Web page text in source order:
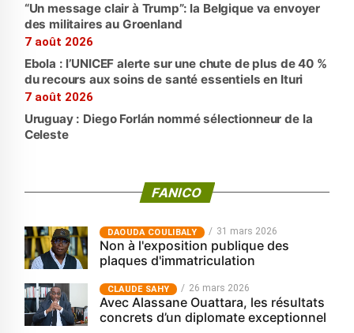
“Un message clair à Trump”: la Belgique va envoyer
des militaires au Groenland
7 août 2026
Ebola : l’UNICEF alerte sur une chute de plus de 40 %
du recours aux soins de santé essentiels en Ituri
7 août 2026
Uruguay : Diego Forlán nommé sélectionneur de la
Celeste
FANICO
‎DAOUDA COULIBALY 31 mars 2026
Non à l'exposition publique des
plaques d'immatriculation
CLAUDE SAHY 26 mars 2026
Avec Alassane Ouattara, les résultats
concrets d’un diplomate exceptionnel